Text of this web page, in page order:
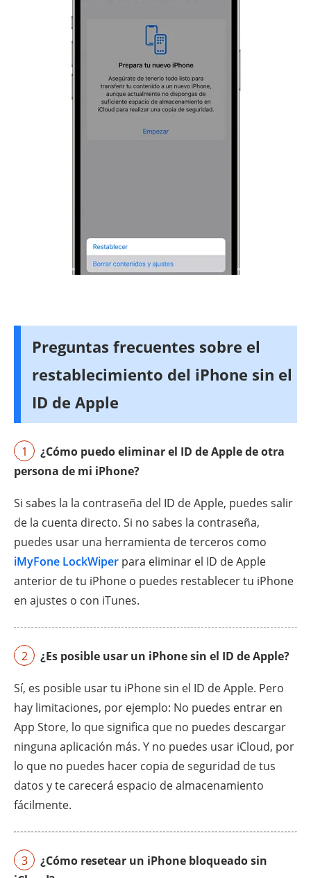
Preguntas frecuentes sobre el
restablecimiento del iPhone sin el
ID de Apple
1
¿Cómo puedo eliminar el ID de Apple de otra
persona de mi iPhone?
Si sabes la la contraseña del ID de Apple, puedes salir
de la cuenta directo. Si no sabes la contraseña,
puedes usar una herramienta de terceros como
iMyFone LockWiper para eliminar el ID de Apple
anterior de tu iPhone o puedes restablecer tu iPhone
en ajustes o con iTunes.
2 ¿Es posible usar un iPhone sin el ID de Apple?
Sí, es posible usar tu iPhone sin el ID de Apple. Pero
hay limitaciones, por ejemplo: No puedes entrar en
App Store, lo que significa que no puedes descargar
ninguna aplicación más. Y no puedes usar iCloud, por
lo que no puedes hacer copia de seguridad de tus
datos y te carecerá espacio de almacenamiento
fácilmente.
3
¿Cómo resetear un iPhone bloqueado sin